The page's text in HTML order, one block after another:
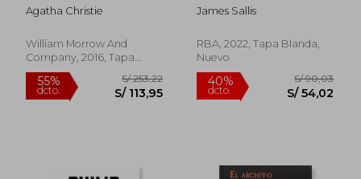
S/ 150,76
Agatha Christie
William Morrow And
Company, 2016, Tapa
Dura, Nuevo
James Sallis
RBA, 2022, Tapa Blanda,
Nuevo